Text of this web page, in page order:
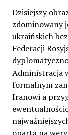
Dzisiejszy
zdominowany
ukraińskich
Federacji
Administracja
formalnym
Iranowi a